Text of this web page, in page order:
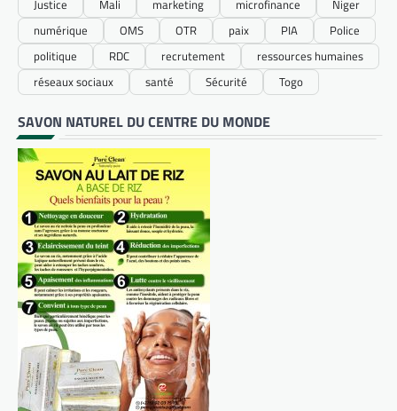
Justice
Mali marketing microfinance
Niger
numérique
OMS OTR paix PIA
Police
politique
RDC recrutement
ressources humaines
réseaux sociaux
santé Sécurité Togo
SAVON NATUREL DU CENTRE DU MONDE